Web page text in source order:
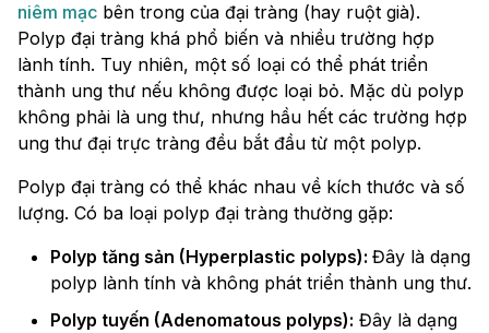
niêm mạc bên trong của đại tràng (hay ruột già).
Polyp đại tràng khá phổ biến và nhiều trường hợp
lành tính. Tuy nhiên, một số loại có thể phát triển
thành ung thư nếu không được loại bỏ. Mặc dù polyp
không phải là ung thư, nhưng hầu hết các trường hợp
ung thư đại trực tràng đều bắt đầu từ một polyp.
Polyp đại tràng có thể khác nhau về kích thước và số
lượng. Có ba loại polyp đại tràng thường gặp:
Polyp tăng sản (Hyperplastic polyps): Đây là dạng
polyp lành tính và không phát triển thành ung thư.
Polyp tuyến (Adenomatous polyps): Đây là dạng